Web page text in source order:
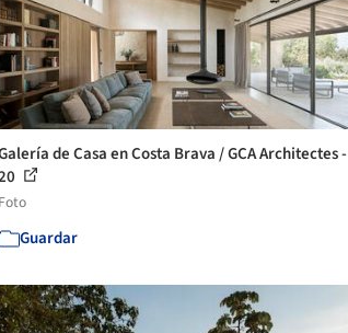
de Casa en Costa Brava / GCA Architectes -
Foto
Guardar